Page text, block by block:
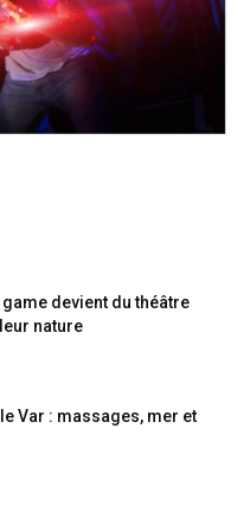
game devient du théâtre
nature
Var : massages, mer et